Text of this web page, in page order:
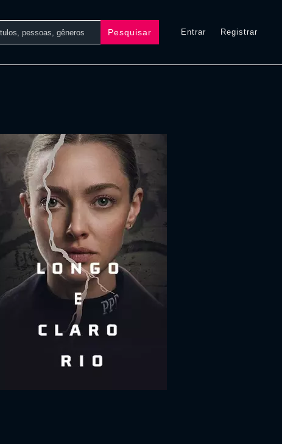
Pesquisar Entrar Registrar